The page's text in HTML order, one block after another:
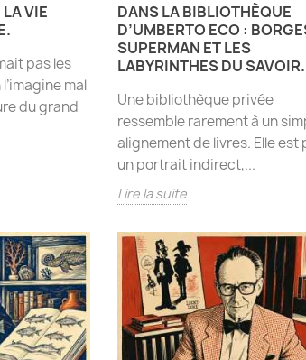
VIE
pas les
mal
du grand
DANS LA BIBLIOTHÈQUE
D’UMBERTO ECO :
SUPERMAN ET LES
LABYRINTHES DU SAVOIR.
Une bibliothèque privée
ressemble rarement à un
alignement de livres. Elle est
un portrait indirect,...
Lire la suite